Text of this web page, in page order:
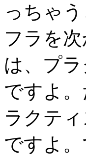
っちゃ
フラを
は、プ
ですよ
ラクテ
ですよ